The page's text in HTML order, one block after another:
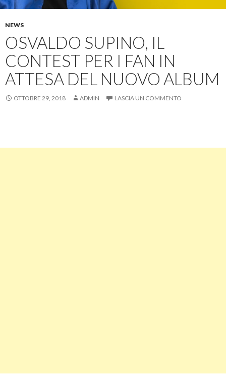
NEWS
OSVALDO SUPINO, IL
CONTEST PER I FAN IN
ATTESA DEL NUOVO ALBUM
OTTOBRE 29, 2018 ADMIN LASCIA UN COMMENTO